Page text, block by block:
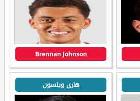
Brennan Johnson
هاري ويلسون